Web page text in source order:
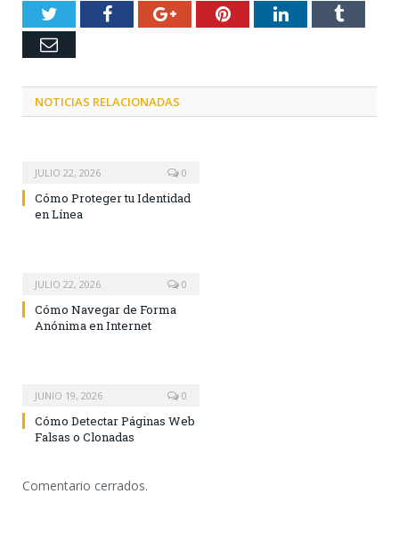
TwitterFacebookGoogle+PinterestLinkedInTumblr
Email
NOTICIAS RELACIONADAS
JULIO 22, 2026 0
Cómo Proteger tu Identidad
en Línea
JULIO 22, 2026 0
Cómo Navegar de Forma
Anónima en Internet
JUNIO 19, 2026 0
Cómo Detectar Páginas Web
Falsas o Clonadas
Comentario cerrados.